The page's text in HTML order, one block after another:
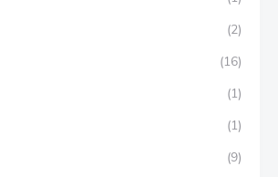
(2)
(16)
(1)
(1)
(9)